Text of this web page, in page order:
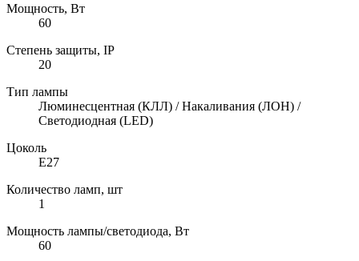
Мощность, Вт
60
Степень защиты, IP
20
Тип лампы
Люминесцентная (КЛЛ) / Накаливания (ЛОН) /
Светодиодная (LED)
Цоколь
E27
Количество ламп, шт
1
Мощность лампы/светодиода, Вт
60